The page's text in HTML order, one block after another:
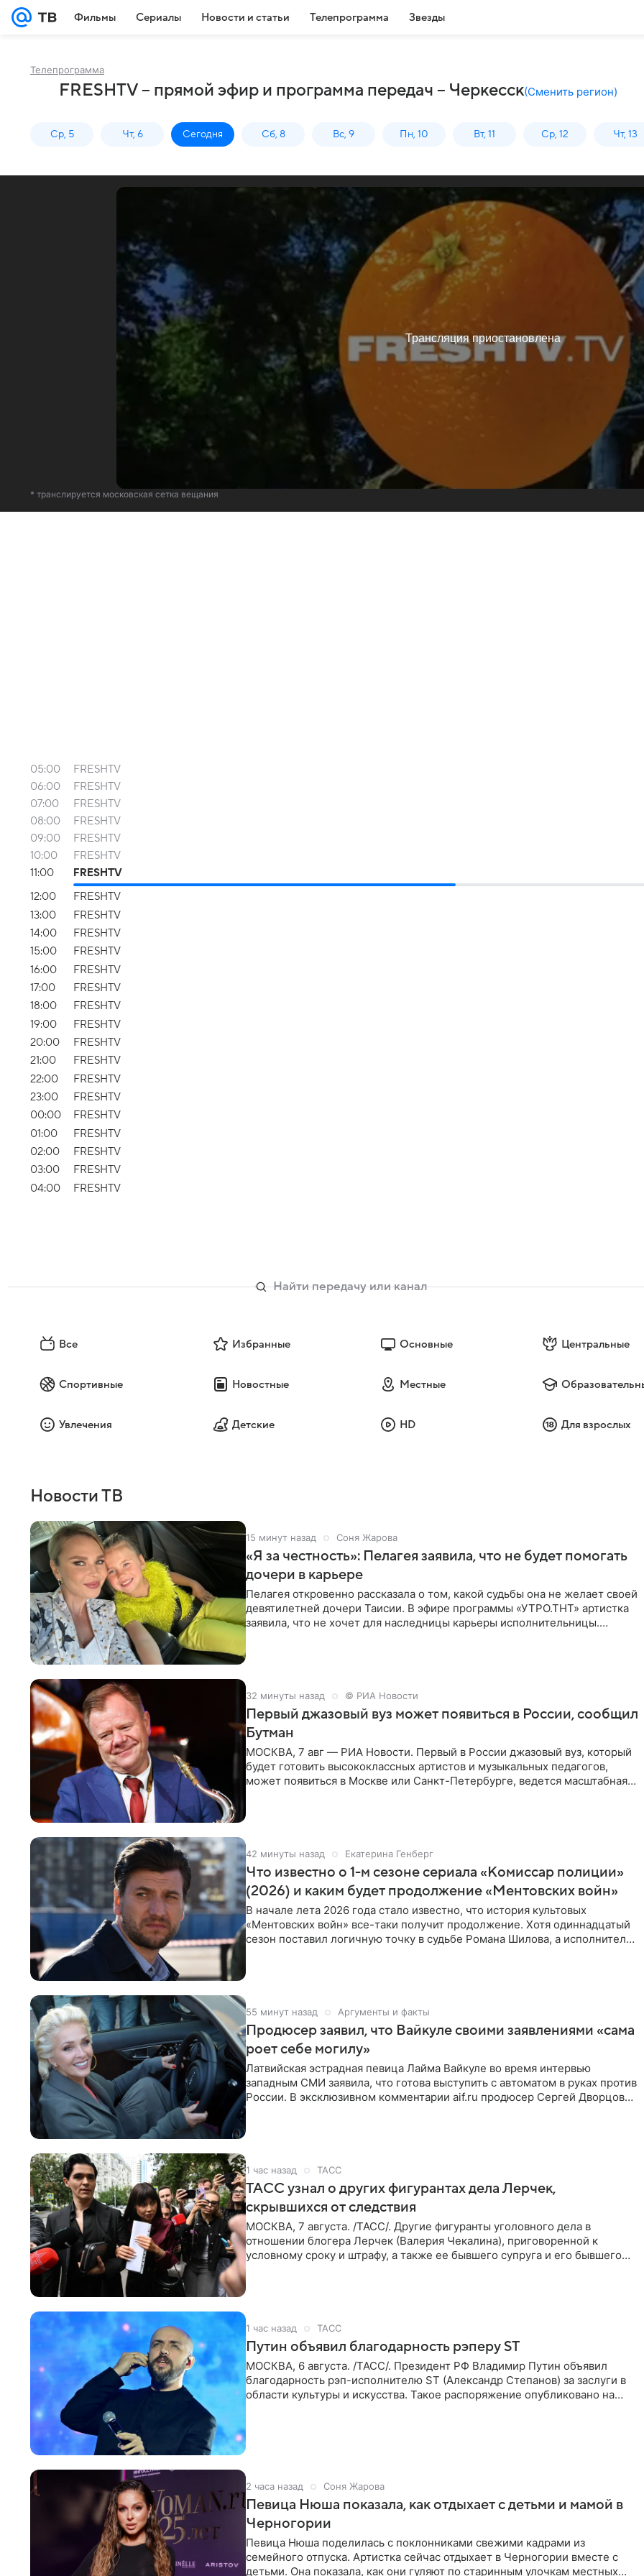
Фильмы Сериалы Новости и статьи Телепрограмма Звезды
Телепрограмма
FRESHTV – прямой эфир и программа передач – Черкесск(Сменить регион)
Ср, 5 Чт, 6 Сегодня Сб, 8 Вс, 9 Пн, 10 Вт, 11 Ср, 12 Чт, 13
* транслируется московская сетка вещания
05:00
FRESHTV
06:00
FRESHTV
07:00
FRESHTV
08:00
FRESHTV
09:00
FRESHTV
10:00
FRESHTV
11:00
FRESHTV
12:00
FRESHTV
13:00
FRESHTV
14:00
FRESHTV
15:00
FRESHTV
16:00
FRESHTV
17:00
FRESHTV
18:00
FRESHTV
19:00
FRESHTV
20:00
FRESHTV
21:00
FRESHTV
22:00
FRESHTV
23:00
FRESHTV
00:00
FRESHTV
01:00
FRESHTV
02:00
FRESHTV
03:00
FRESHTV
04:00
FRESHTV
Все Избранные Основные Центральные
Спортивные Новостные Местные
Увлечения Детские HD Для взрослых
Новости ТВ
15 минут назад Соня Жарова
«Я за честность»: Пелагея заявила, что не будет помогать
дочери в карьере
Пелагея откровенно рассказала о том, какой судьбы она не желает своей
девятилетней дочери Таисии. В эфире программы «УТРО.ТНТ» артистка
заявила, что не хочет для наследницы карьеры исполнительницы.
32 минуты назад © РИА Новости
Первый джазовый вуз может появиться в России, сообщил
Бутман
МОСКВА, 7 авг — РИА Новости. Первый в России джазовый вуз, который
будет готовить высококлассных артистов и музыкальных педагогов,
может появиться в Москве или Санкт-Петербурге, ведется масштабная
42 минуты назад Екатерина Генберг
Что известно о 1-м сезоне сериала «Комиссар полиции»
(2026) и каким будет продолжение «Ментовских войн»
В начале лета 2026 года стало известно, что история культовых
«Ментовских войн» все-таки получит продолжение. Хотя одиннадцатый
сезон поставил логичную точку в судьбе Романа Шилова, а исполнитель
55 минут назад Аргументы и факты
Продюсер заявил, что Вайкуле своими заявлениями «сама
роет себе могилу»
Латвийская эстрадная певица Лайма Вайкуле во время интервью
западным СМИ заявила, что готова выступить с автоматом в руках против
России. В эксклюзивном комментарии aif.ru продюсер Сергей Дворцов
1 час назад ТАСС
ТАСС узнал о других фигурантах дела Лерчек,
скрывшихся от следствия
МОСКВА, 7 августа. /ТАСС/. Другие фигуранты уголовного дела в
отношении блогера Лерчек (Валерия Чекалина), приговоренной к
условному сроку и штрафу, а также ее бывшего супруга и его бывшего
1 час назад ТАСС
Путин объявил благодарность рэперу ST
МОСКВА, 6 августа. /ТАСС/. Президент РФ Владимир Путин объявил
благодарность рэп-исполнителю ST (Александр Степанов) за заслуги в
области культуры и искусства. Такое распоряжение опубликовано на
2 часа назад Соня Жарова
Певица Нюша показала, как отдыхает с детьми и мамой в
Черногории
Певица Нюша поделилась с поклонниками свежими кадрами из
семейного отпуска. Артистка сейчас отдыхает в Черногории вместе с
детьми. Она показала, как они гуляют по старинным улочкам местных